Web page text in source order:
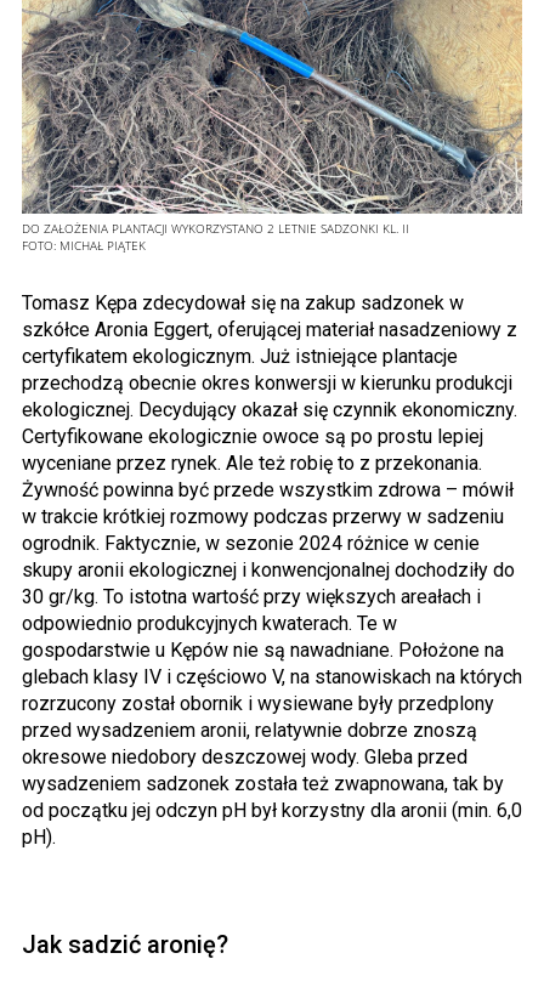
DO ZAŁOŻENIA PLANTACJI WYKORZYSTANO 2 LETNIE SADZONKI KL. II
FOTO: MICHAŁ PIĄTEK
Tomasz Kępa zdecydował się na zakup sadzonek w
szkółce Aronia Eggert, oferującej materiał nasadzeniowy z
certyfikatem ekologicznym. Już istniejące plantacje
przechodzą obecnie okres konwersji w kierunku produkcji
ekologicznej. Decydujący okazał się czynnik ekonomiczny.
Certyfikowane ekologicznie owoce są po prostu lepiej
wyceniane przez rynek. Ale też robię to z przekonania.
Żywność powinna być przede wszystkim zdrowa – mówił
w trakcie krótkiej rozmowy podczas przerwy w sadzeniu
ogrodnik. Faktycznie, w sezonie 2024 różnice w cenie
skupy aronii ekologicznej i konwencjonalnej dochodziły do
30 gr/kg. To istotna wartość przy większych areałach i
odpowiednio produkcyjnych kwaterach. Te w
gospodarstwie u Kępów nie są nawadniane. Położone na
glebach klasy IV i częściowo V, na stanowiskach na których
rozrzucony został obornik i wysiewane były przedplony
przed wysadzeniem aronii, relatywnie dobrze znoszą
okresowe niedobory deszczowej wody. Gleba przed
wysadzeniem sadzonek została też zwapnowana, tak by
od początku jej odczyn pH był korzystny dla aronii (min. 6,0
pH).
Jak sadzić aronię?